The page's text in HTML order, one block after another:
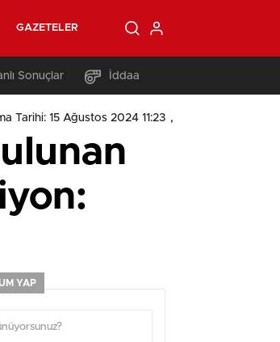
GAZETELER
Sonuçlar İddaa
,
Tarihi: 15 Ağustos 2024 11:23
YAP